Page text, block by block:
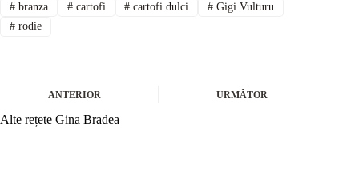
#branza #cartofi # cartofi dulci # Gigi Vulturu
#rodie
ANTERIOR URMĂTOR
Alte rețete Gina Bradea